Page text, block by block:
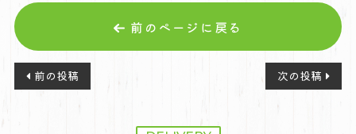
前のページに戻る
稿
前の投稿 次の投稿